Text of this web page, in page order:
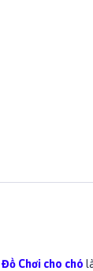
Đồ Chơi cho chó